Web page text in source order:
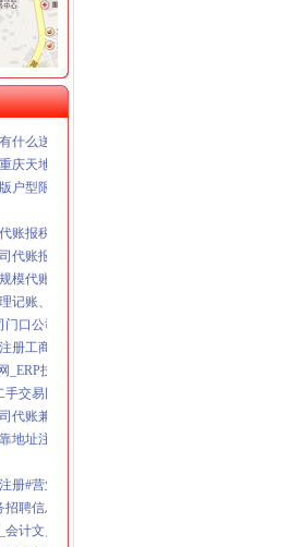
中区重庆天地写字楼|地理位置|交通状况|
地北欧简约大床房_渝中区短租公寓_途家
5.1米高轻轨旁,重庆渝中化龙桥重庆
家-土巴兔装修网
庆天地认可丰诚物业优质服务_新浪家居
户型限量团购热销,重庆天地二手房,
账报税欢迎来电咨询丁莉免费申请一
代账报税找江秀秀低价注册-合肥58同城
模代账整理账-上海58同城
记账、纳税申报、年度所得税汇缴、出口
口公司注册0司门口代账-湖北武汉会计
册工商代办代账会计真账实操_重庆
_ERP技术招聘信息】-重庆智联招聘
手交易网_江西吉安二手交易市场】-【7】
代账兼职整理旧帐账找龙圣琴-会计/审
地址注册公司财税咨询-无锡58同城
册#营业执照代办#代办执照-百姓网
聘信息】-重庆智联招聘
会计文员招聘信息】-重庆智联招聘
务所】-今题大坪会计网